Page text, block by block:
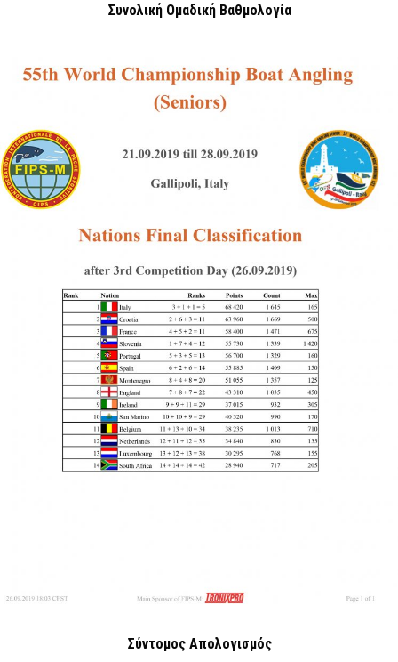
Συνολική Ομαδική Βαθμολογία
Σύντομος Απολογισμός